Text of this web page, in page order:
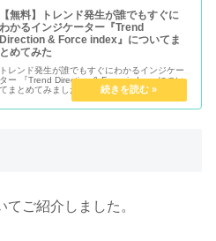
【無料】トレンド発生が誰でもすぐに
わかるインジケーター『Trend
Direction & Force index』についてま
とめてみた
トレンド発生が誰でもすぐにわかるインジケー
ター 『Trend Direction & Force index』につい
てまとめてみました。
ご紹介しました。